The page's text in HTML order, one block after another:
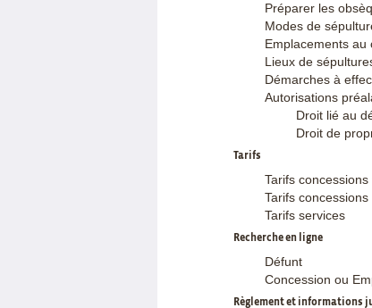
Préparer les
Modes de
Emplacements au
Lieux de
Démarches à
Autorisations
Droit lié au
Droit de
Tarifs
Tarifs
Tarifs
Tarifs services
Recherche en ligne
Défunt
Concession ou
Règlement et informations